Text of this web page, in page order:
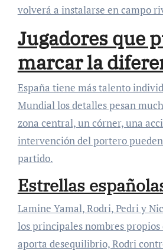
volverá a instalarse en campo
Jugadores que
marcar la
España tiene más talento individual, pero en un
Mundial los detalles pesan
zona central, un córner, una
intervención del portero
partido.
Estrellas
Lamine Yamal, Rodri, Pedri y Nico Williams serán
los principales nombres propios
aporta desequilibrio, Rodri